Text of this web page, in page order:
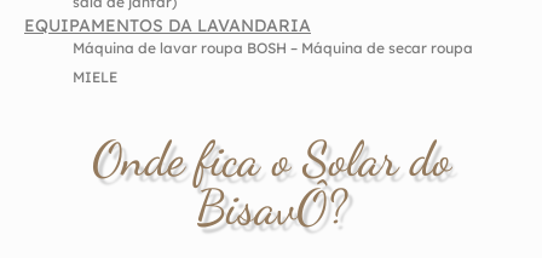
EQUIPAMENTOS DA LAVANDARIA
Máquina de lavar roupa BOSH – Máquina de secar roupa
MIELE
Onde fica o Solar do
BisavÔ?